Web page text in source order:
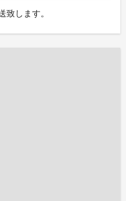
します。